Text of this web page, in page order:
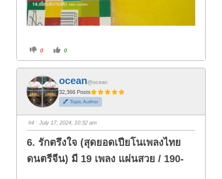
C
i
k
f
o
r
t
h
u
m
b
d
o
n
0
C
i
k
o
t
h
u
m
b
u
p
0
ocean@ocean
32,366 Posts
Topic Author
#4 · July 17, 2024, 10:32 am
6. รักตรึงใจ (สุดยอดเปียโนเพลงไทย
ดนตรีจีน) มี 19 เพลง แผ่นสวย / 190-